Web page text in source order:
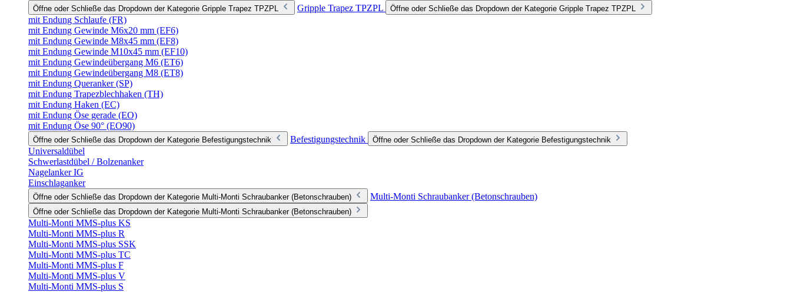
Öffne oder Schließe das Dropdown der Kategorie Gripple Trapez TPZPL Gripple Trapez TPZPL Öffne oder Schließe das Dropdown der Kategorie Gripple Trapez TPZPL
mit Endung Schlaufe (FR)
mit Endung Gewinde M6x20 mm (EF6)
mit Endung Gewinde M8x45 mm (EF8)
mit Endung Gewinde M10x45 mm (EF10)
mit Endung Gewindeübergang M6 (ET6)
mit Endung Gewindeübergang M8 (ET8)
mit Endung Queranker (SP)
mit Endung Trapezblechhaken (TH)
mit Endung Haken (EC)
mit Endung Öse gerade (EO)
mit Endung Öse 90° (EO90)
Öffne oder Schließe das Dropdown der Kategorie Befestigungstechnik Befestigungstechnik Öffne oder Schließe das Dropdown der Kategorie Befestigungstechnik
Universaldübel
Schwerlastdübel / Bolzenanker
Nagelanker IG
Einschlaganker
Öffne oder Schließe das Dropdown der Kategorie Multi-Monti Schraubanker (Betonschrauben) Multi-Monti Schraubanker (Betonschrauben)
Öffne oder Schließe das Dropdown der Kategorie Multi-Monti Schraubanker (Betonschrauben)
Multi-Monti MMS-plus KS
Multi-Monti MMS-plus R
Multi-Monti MMS-plus SSK
Multi-Monti MMS-plus TC
Multi-Monti MMS-plus F
Multi-Monti MMS-plus V
Multi-Monti MMS-plus S